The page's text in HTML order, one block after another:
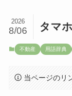
タマ
2026
8/06
不動産 用語辞典
当ページのリ